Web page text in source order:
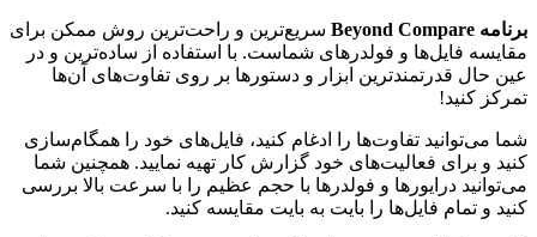
برنامه Beyond Compare
سریع‌ترین و راحت‌ترین روش ممکن برای
مقایسه فایل‌ها و فولدرهای شماست. با استفاده از ساده‌ترین و در
عین حال قدرتمند‌ترین ابزار و دستور‌ها بر روی تفاوت‌های آن‌ها
تمرکز کنید!
شما می‌توانید تفاوت‌ها را ادغام کنید، فایل‌های خود را همگام‌سازی
کنید و برای فعالیت‌های خود گزارش کار تهیه نمایید. همچنین شما
می‌توانید درایور‌ها و فولدر‌ها با حجم عظیم را با سرعت بالا بررسی
کنید و تمام فایل‌ها را بایت به بایت مقایسه کنید.